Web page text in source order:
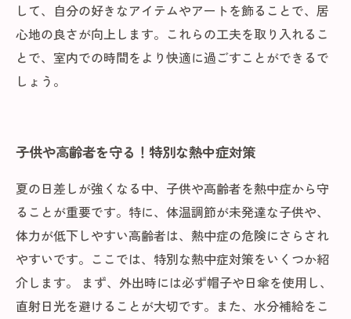
して、自分の好きなアイテムやアートを飾ることで、居
心地の良さが向上します。これらの工夫を取り入れるこ
とで、室内での時間をより快適に過ごすことができるで
しょう。
子供や高齢者を守る！特別な熱中症対策
夏の日差しが強くなる中、子供や高齢者を熱中症から守
ることが重要です。特に、体温調節が未発達な子供や、
体力が低下しやすい高齢者は、熱中症の危険にさらされ
やすいです。ここでは、特別な熱中症対策をいくつか紹
介します。 まず、外出時には必ず帽子や日傘を使用し、
直射日光を避けることが大切です。また、水分補給をこ